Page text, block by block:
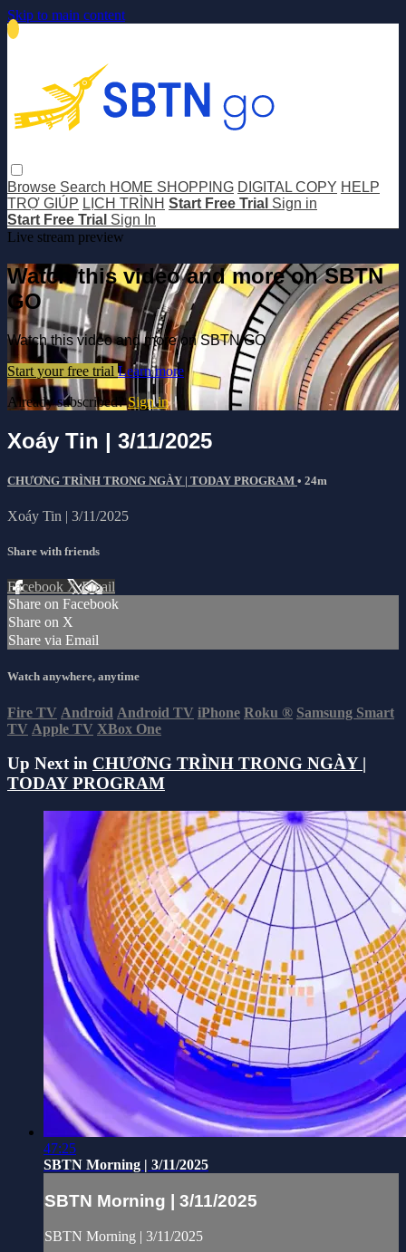
Skip to main content
Browse Search HOME SHOPPING DIGITAL COPY HELP
TRỢ GIÚP LỊCH TRÌNH Start Free Trial Sign in
Start Free Trial Sign In
Live stream preview
Watch this video and more on SBTN
GO
Watch this video and more on SBTN GO
Start your free trial Learn more
Already subscribed?Sign in
Xoáy Tin | 3/11/2025
CHƯƠNG TRÌNH TRONG NGÀY | TODAY PROGRAM • 24m
Xoáy Tin | 3/11/2025
Share with friends
Facebook XEmail
Share on Facebook
Share on X
Share via Email
Watch anywhere, anytime
Fire TV Android Android TV iPhone Roku ® Samsung Smart
TV Apple TV XBox One
Up Next in CHƯƠNG TRÌNH TRONG NGÀY |
TODAY PROGRAM
47:25
SBTN Morning | 3/11/2025
SBTN Morning | 3/11/2025
SBTN Morning | 3/11/2025